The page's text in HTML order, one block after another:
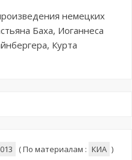
немецких
Баха, Иоганнеса
Курта
(По материалам : КИА )